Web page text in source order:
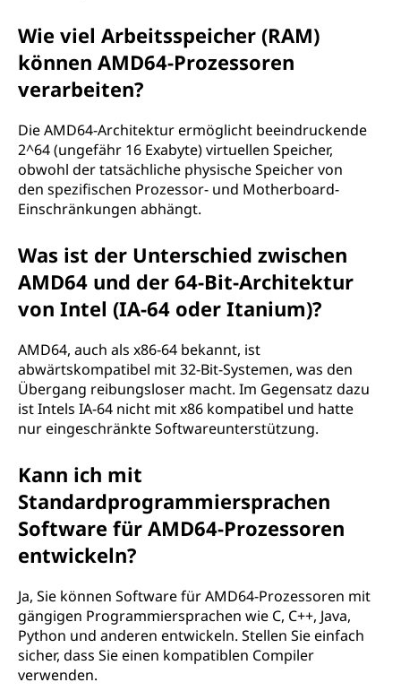
Wie viel Arbeitsspeicher (RAM)
können AMD64-Prozessoren
verarbeiten?
Die AMD64-Architektur ermöglicht beeindruckende
2^64 (ungefähr 16 Exabyte) virtuellen Speicher,
obwohl der tatsächliche physische Speicher von
den spezifischen Prozessor- und Motherboard-
Einschränkungen abhängt.
Was ist der Unterschied zwischen
AMD64 und der 64-Bit-Architektur
von Intel (IA-64 oder Itanium)?
AMD64, auch als x86-64 bekannt, ist
abwärtskompatibel mit 32-Bit-Systemen, was den
Übergang reibungsloser macht. Im Gegensatz dazu
ist Intels IA-64 nicht mit x86 kompatibel und hatte
nur eingeschränkte Softwareunterstützung.
Kann ich mit
Standardprogrammiersprachen
Software für AMD64-Prozessoren
entwickeln?
Ja, Sie können Software für AMD64-Prozessoren mit
gängigen Programmiersprachen wie C, C++, Java,
Python und anderen entwickeln. Stellen Sie einfach
sicher, dass Sie einen kompatiblen Compiler
verwenden.